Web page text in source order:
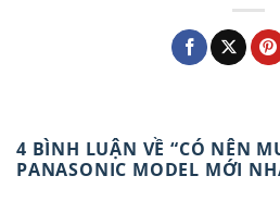
4 BÌNH LUẬN VỀ “CÓ NÊN
PANASONIC MODEL MỚI